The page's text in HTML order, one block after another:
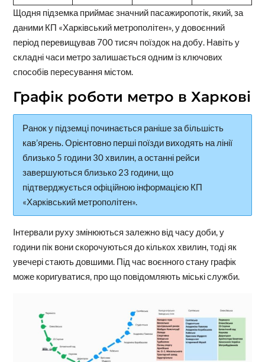
Щодня підземка приймає значний пасажиропотік, який, за
даними КП «Харківський метрополітен», у довоєнний
період перевищував 700 тисяч поїздок на добу. Навіть у
складні часи метро залишається одним із ключових
способів пересування містом.
Графік роботи метро в Харкові
Ранок у підземці починається раніше за більшість
кав’ярень. Орієнтовно перші поїзди виходять на лінії
близько 5 години 30 хвилин, а останні рейси
завершуються близько 23 години, що
підтверджується офіційною інформацією КП
«Харківський метрополітен».
Інтервали руху змінюються залежно від часу доби, у
години пік вони скорочуються до кількох хвилин, тоді як
увечері стають довшими. Під час воєнного стану графік
може коригуватися, про що повідомляють міські служби.